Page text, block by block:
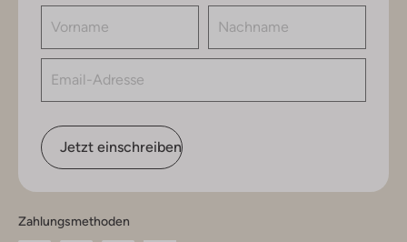
Jetzt einschreiben
Zahlungsmethoden